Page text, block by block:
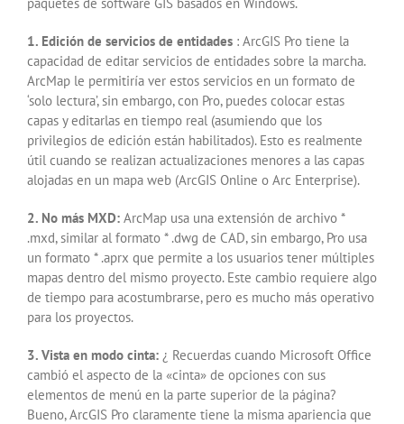
1. Edición de servicios de entidades : ArcGIS Pro tiene la
capacidad de editar servicios de entidades sobre la marcha.
ArcMap le permitiría ver estos servicios en un formato de
‘solo lectura’, sin embargo, con Pro, puedes colocar estas
capas y editarlas en tiempo real (asumiendo que los
privilegios de edición están habilitados). Esto es realmente
útil cuando se realizan actualizaciones menores a las capas
alojadas en un mapa web (ArcGIS Online o Arc Enterprise).
2. No más MXD: ArcMap usa una extensión de archivo *
.mxd, similar al formato * .dwg de CAD, sin embargo, Pro usa
un formato * .aprx que permite a los usuarios tener múltiples
mapas dentro del mismo proyecto. Este cambio requiere algo
de tiempo para acostumbrarse, pero es mucho más operativo
para los proyectos.
3. Vista en modo cinta: ¿ Recuerdas cuando Microsoft Office
cambió el aspecto de la «cinta» de opciones con sus
elementos de menú en la parte superior de la página?
Bueno, ArcGIS Pro claramente tiene la misma apariencia que